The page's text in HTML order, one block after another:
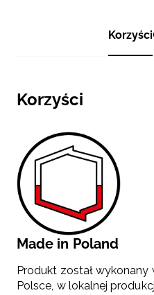
Korzyści
Korzyści
Made in Poland
Produkt został wykonany
Polsce, w lokalnej